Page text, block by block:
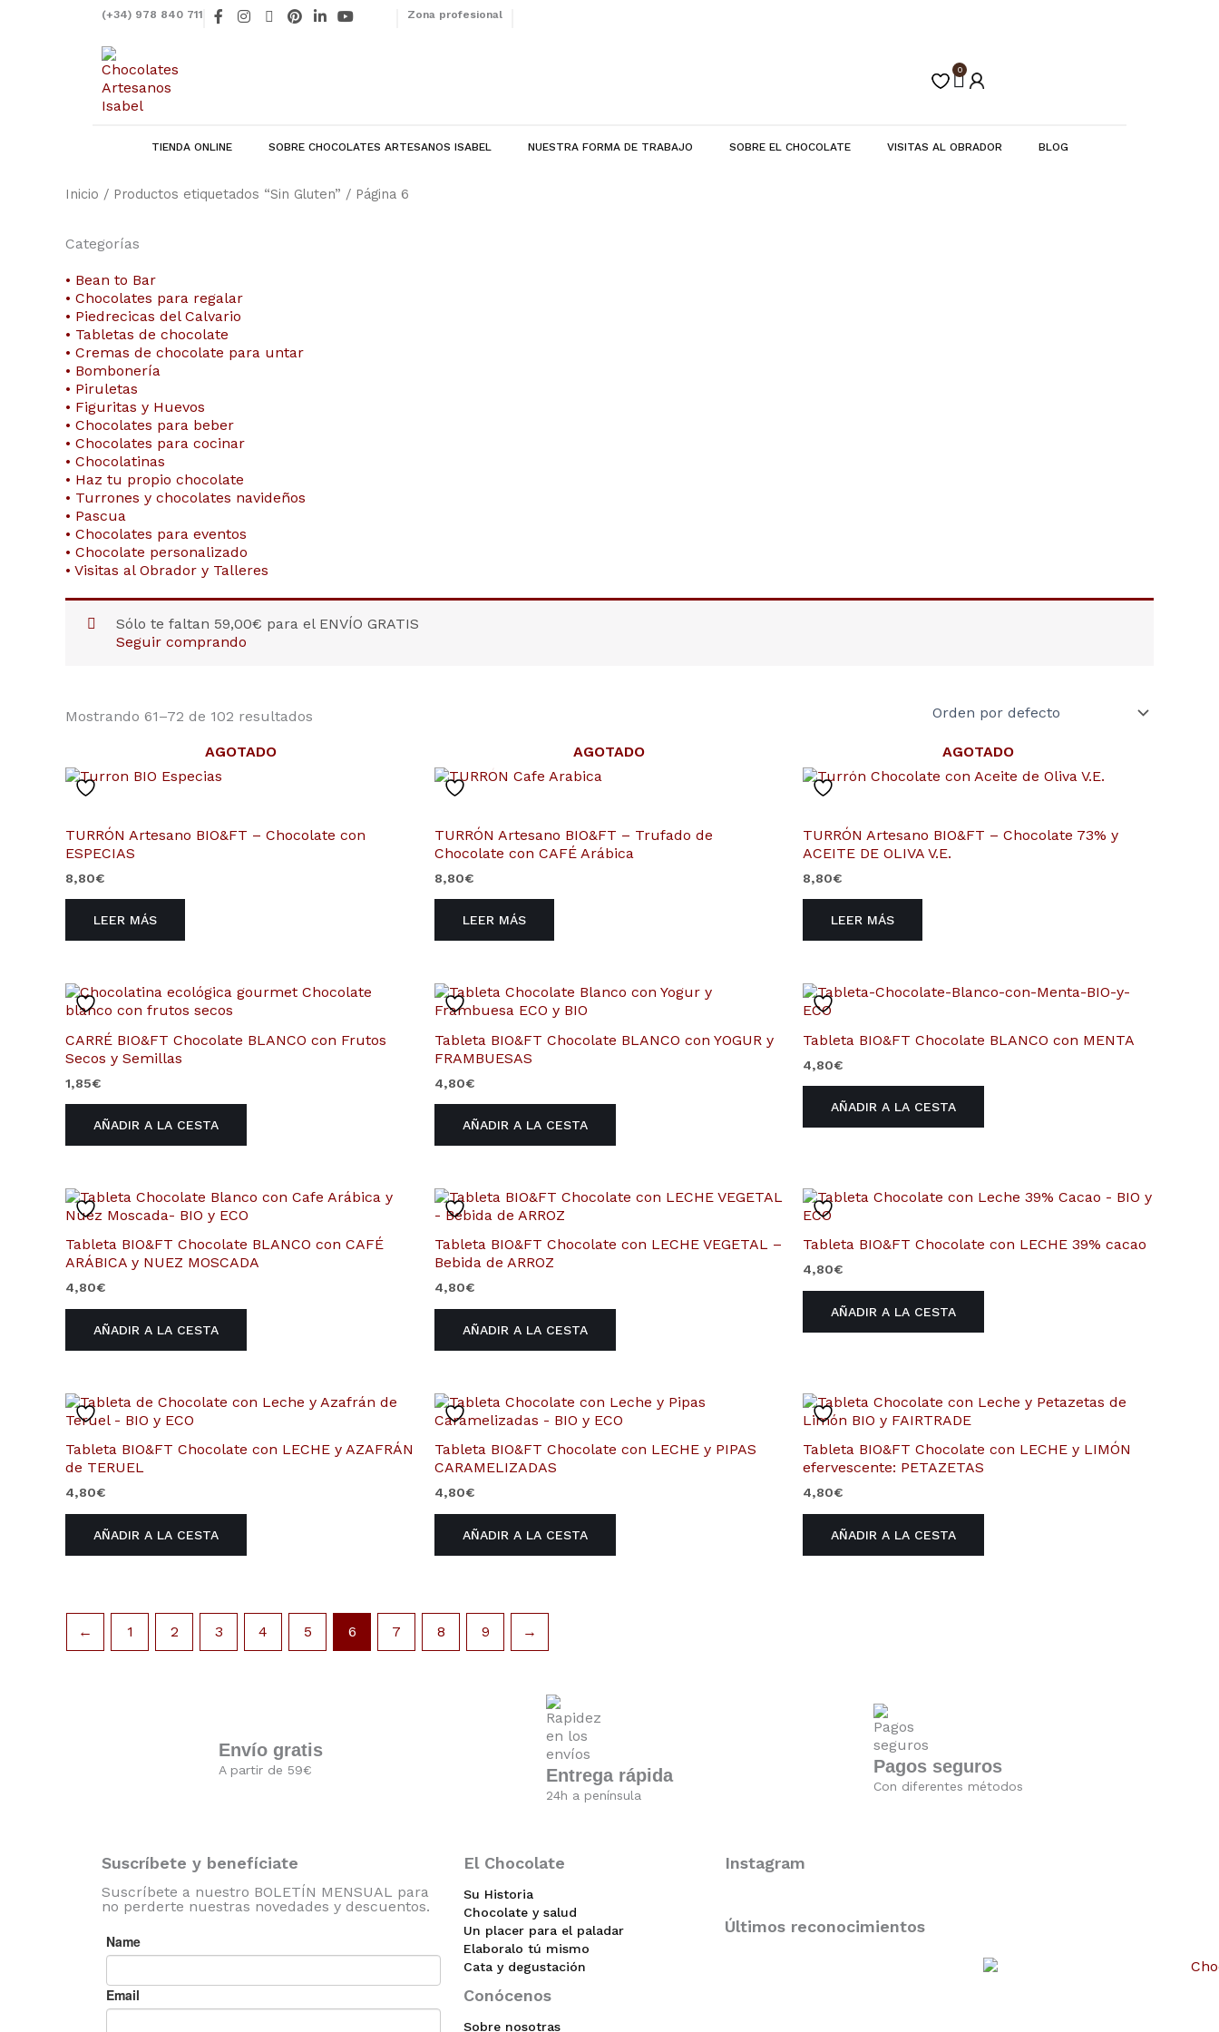
(+34) 978 840 711
F
a
f
I
X
P
i
L
i
Y
Zona profesional
0
Carrito
TIENDA ONLINE SOBRE CHOCOLATES ARTESANOS ISABEL NUESTRA FORMA DE TRABAJO SOBRE EL CHOCOLATE VISITAS AL OBRADOR BLOG
Inicio / Productos etiquetados “Sin Gluten” / Página 6
Categorías
• Bean to Bar
• Chocolates para regalar
• Piedrecicas del Calvario
• Tabletas de chocolate
• Cremas de chocolate para untar
• Bombonería
• Piruletas
• Figuritas y Huevos
• Chocolates para beber
• Chocolates para cocinar
• Chocolatinas
• Haz tu propio chocolate
• Turrones y chocolates navideños
• Pascua
• Chocolates para eventos
• Chocolate personalizado
• Visitas al Obrador y Talleres
Sólo te faltan 59,00€ para el ENVÍO GRATIS
Seguir comprando
Mostrando 61–72 de 102 resultados
AGOTADO
TURRÓN Artesano BIO&FT – Chocolate con
ESPECIAS
8,80€
LEER MÁS
AGOTADO
TURRÓN Artesano BIO&FT – Trufado de
Chocolate con CAFÉ Arábica
8,80€
LEER MÁS
AGOTADO
TURRÓN Artesano BIO&FT – Chocolate 73% y
ACEITE DE OLIVA V.E.
8,80€
LEER MÁS
CARRÉ BIO&FT Chocolate BLANCO con Frutos
Secos y Semillas
1,85€
AÑADIR A LA CESTA
Tableta BIO&FT Chocolate BLANCO con YOGUR y
FRAMBUESAS
4,80€
AÑADIR A LA CESTA
Tableta BIO&FT Chocolate BLANCO con MENTA
4,80€
AÑADIR A LA CESTA
Tableta BIO&FT Chocolate BLANCO con CAFÉ
ARÁBICA y NUEZ MOSCADA
4,80€
AÑADIR A LA CESTA
Tableta BIO&FT Chocolate con LECHE VEGETAL –
Bebida de ARROZ
4,80€
AÑADIR A LA CESTA
Tableta BIO&FT Chocolate con LECHE 39% cacao
4,80€
AÑADIR A LA CESTA
Tableta BIO&FT Chocolate con LECHE y AZAFRÁN
de TERUEL
4,80€
AÑADIR A LA CESTA
Tableta BIO&FT Chocolate con LECHE y PIPAS
CARAMELIZADAS
4,80€
AÑADIR A LA CESTA
Tableta BIO&FT Chocolate con LECHE y LIMÓN
efervescente: PETAZETAS
4,80€
AÑADIR A LA CESTA
← 1 2 3 4 5 6 7 8 9 →
Envío gratis
A partir de 59€ Entrega rápida
24h a península
Pagos seguros
Con diferentes métodos
Suscríbete y benefíciate
Suscríbete a nuestro BOLETÍN MENSUAL para
no perderte nuestras novedades y descuentos.
El Chocolate
Su Historia
Chocolate y salud
Un placer para el paladar
Elaboralo tú mismo
Cata y degustación
Conócenos
Sobre nosotras
Instagram
Últimos reconocimientos